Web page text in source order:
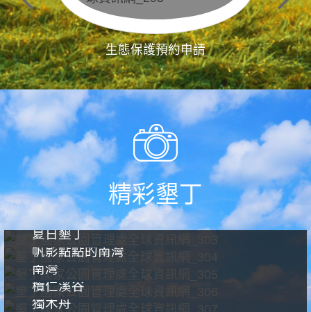
生態保護預約申請
精彩墾丁
夏日墾丁
帆影點點的南灣
南灣
欖仁溪谷
獨木舟